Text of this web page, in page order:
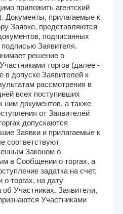
приложить агентский
Документы, прилагаемые к
Заявке, представляются
подписанных
Заявителя.
решение о
торгов (далее -
в допуске Заявителей к
рассмотрения в
всех поступивших
ним документов, а также
от Заявителей
допускаются
Заявки и прилагаемые к
соответствуют
Законом о
в Сообщении о торгах, а
задатка на счет,
торгах, на дату
об Участниках. Заявители,
Участниками